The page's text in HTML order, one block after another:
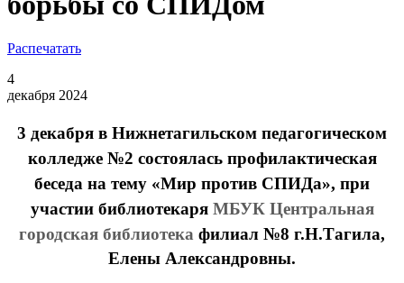
Распечатать
4
декабря 2024
3 декабря в Нижнетагильском педагогическом
колледже №2 состоялась профилактическая
беседа на тему «Мир против СПИДа», при
участии библиотекаря МБУК Центральная
городская библиотека филиал №8 г.Н.Тагила,
Елены Александровны.